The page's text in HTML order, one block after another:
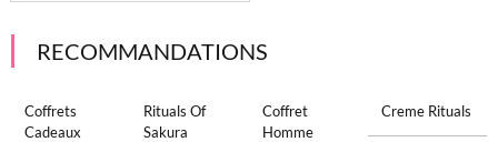
RECOMMANDATIONS
Coffrets
Cadeaux
Rituals Of
Sakura
Coffret
Homme
Creme Rituals